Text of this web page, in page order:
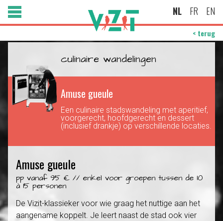
NL FR EN
< terug
culinaire wandelingen
Amuse gueule
Een culinaire stadswandeling met aperitief,
voorgerecht, hoofdgerecht en dessert
(inclusief drankje) op verschillende locaties.
Amuse gueule
pp vanaf 95 € // enkel voor groepen tussen de 10
à 15 personen
De Vizit-klassieker voor wie graag het nuttige aan het
aangename koppelt. Je leert naast de stad ook vier